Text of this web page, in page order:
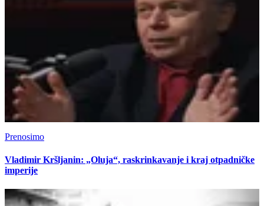
Prenosimo
Vladimir Kršljanin: „Oluja“, raskrinkavanje i kraj otpadničke
imperije